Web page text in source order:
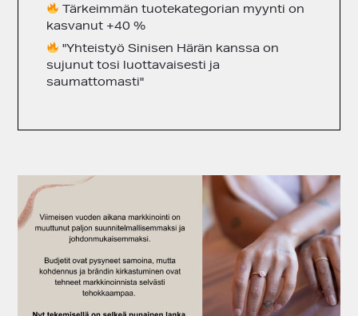
Tärkeimmän tuotekategorian myynti on
kasvanut +40 %
"Yhteistyö Sinisen Härän kanssa on
sujunut tosi luottavaisesti ja
saumattomasti"